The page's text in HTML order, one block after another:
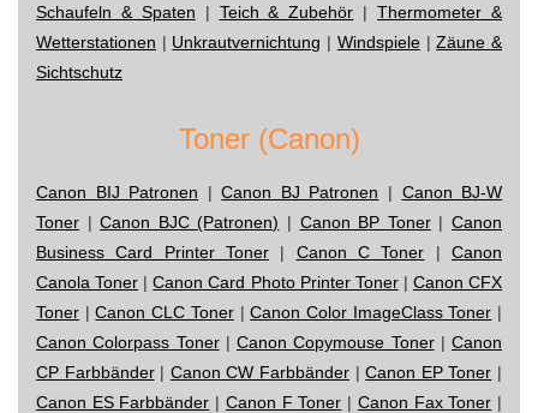
Schaufeln & Spaten | Teich & Zubehör |Thermometer &
Wetterstationen | Unkrautvernichtung | Windspiele|Zäune &
Sichtschutz
Toner (Canon)
Canon BIJ Patronen |Canon BJ Patronen | Canon BJ-W
Toner |Canon BJC (Patronen) | Canon BP Toner|Canon
Business Card Printer Toner | Canon C Toner |Canon
Canola Toner |Canon Card Photo Printer Toner| Canon CFX
Toner |Canon CLC Toner|Canon Color ImageClass Toner |
Canon Colorpass Toner| Canon Copymouse Toner| Canon
CP Farbbänder| Canon CW Farbbänder |Canon EP Toner |
Canon ES Farbbänder | Canon F Toner | Canon Fax Toner |